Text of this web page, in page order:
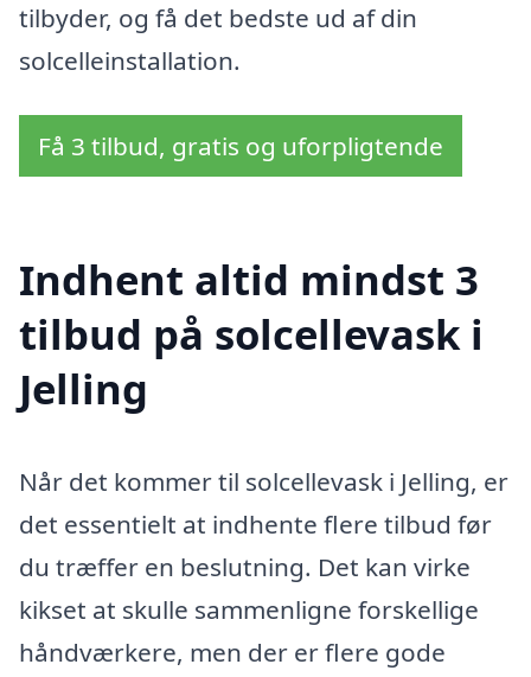
tilbyder, og få det bedste ud af din
solcelleinstallation.
Få 3 tilbud, gratis og uforpligtende
Indhent altid mindst 3
tilbud på solcellevask i
Jelling
Når det kommer til solcellevask i Jelling, er
det essentielt at indhente flere tilbud før
du træffer en beslutning. Det kan virke
kikset at skulle sammenligne forskellige
håndværkere, men der er flere gode